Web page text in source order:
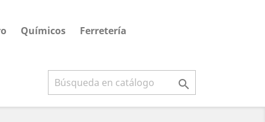
Químicos Ferretería
